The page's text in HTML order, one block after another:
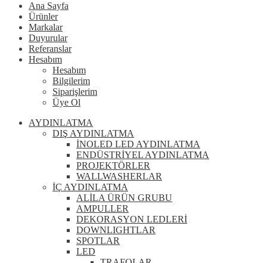
Ana Sayfa
Ürünler
Markalar
Duyurular
Referanslar
Hesabım
Hesabım
Bilgilerim
Siparişlerim
Üye Ol
AYDINLATMA
DIŞ AYDINLATMA
İNOLED LED AYDINLATMA
ENDÜSTRİYEL AYDINLATMA
PROJEKTÖRLER
WALLWASHERLAR
İÇ AYDINLATMA
ALİLA ÜRÜN GRUBU
AMPULLER
DEKORASYON LEDLERİ
DOWNLIGHTLAR
SPOTLAR
LED